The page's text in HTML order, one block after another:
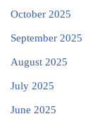
October 2025
September 2025
August 2025
July 2025
June 2025